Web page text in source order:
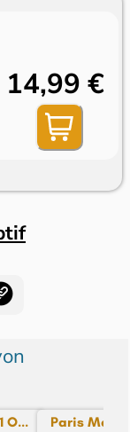
14,99 €
O... Paris